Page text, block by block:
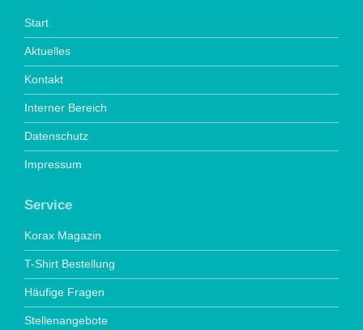
Start
Aktuelles
Kontakt
Interner Bereich
Datenschutz
Impressum
Service
Korax Magazin
T-Shirt Bestellung
Häufige Fragen
Stellenangebote